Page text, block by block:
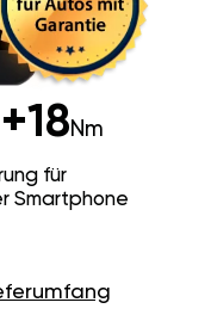
+18Nm
für
Smartphone